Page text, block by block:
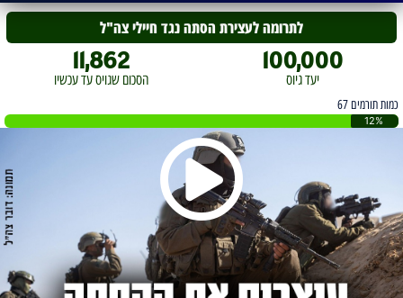
הסכום שגויס עד עכשיו
11,862
יעד גיוס
100,000
לתרומה לעצירת הסתה נגד חיילי צה"ל
כמות תורמים 67
12%